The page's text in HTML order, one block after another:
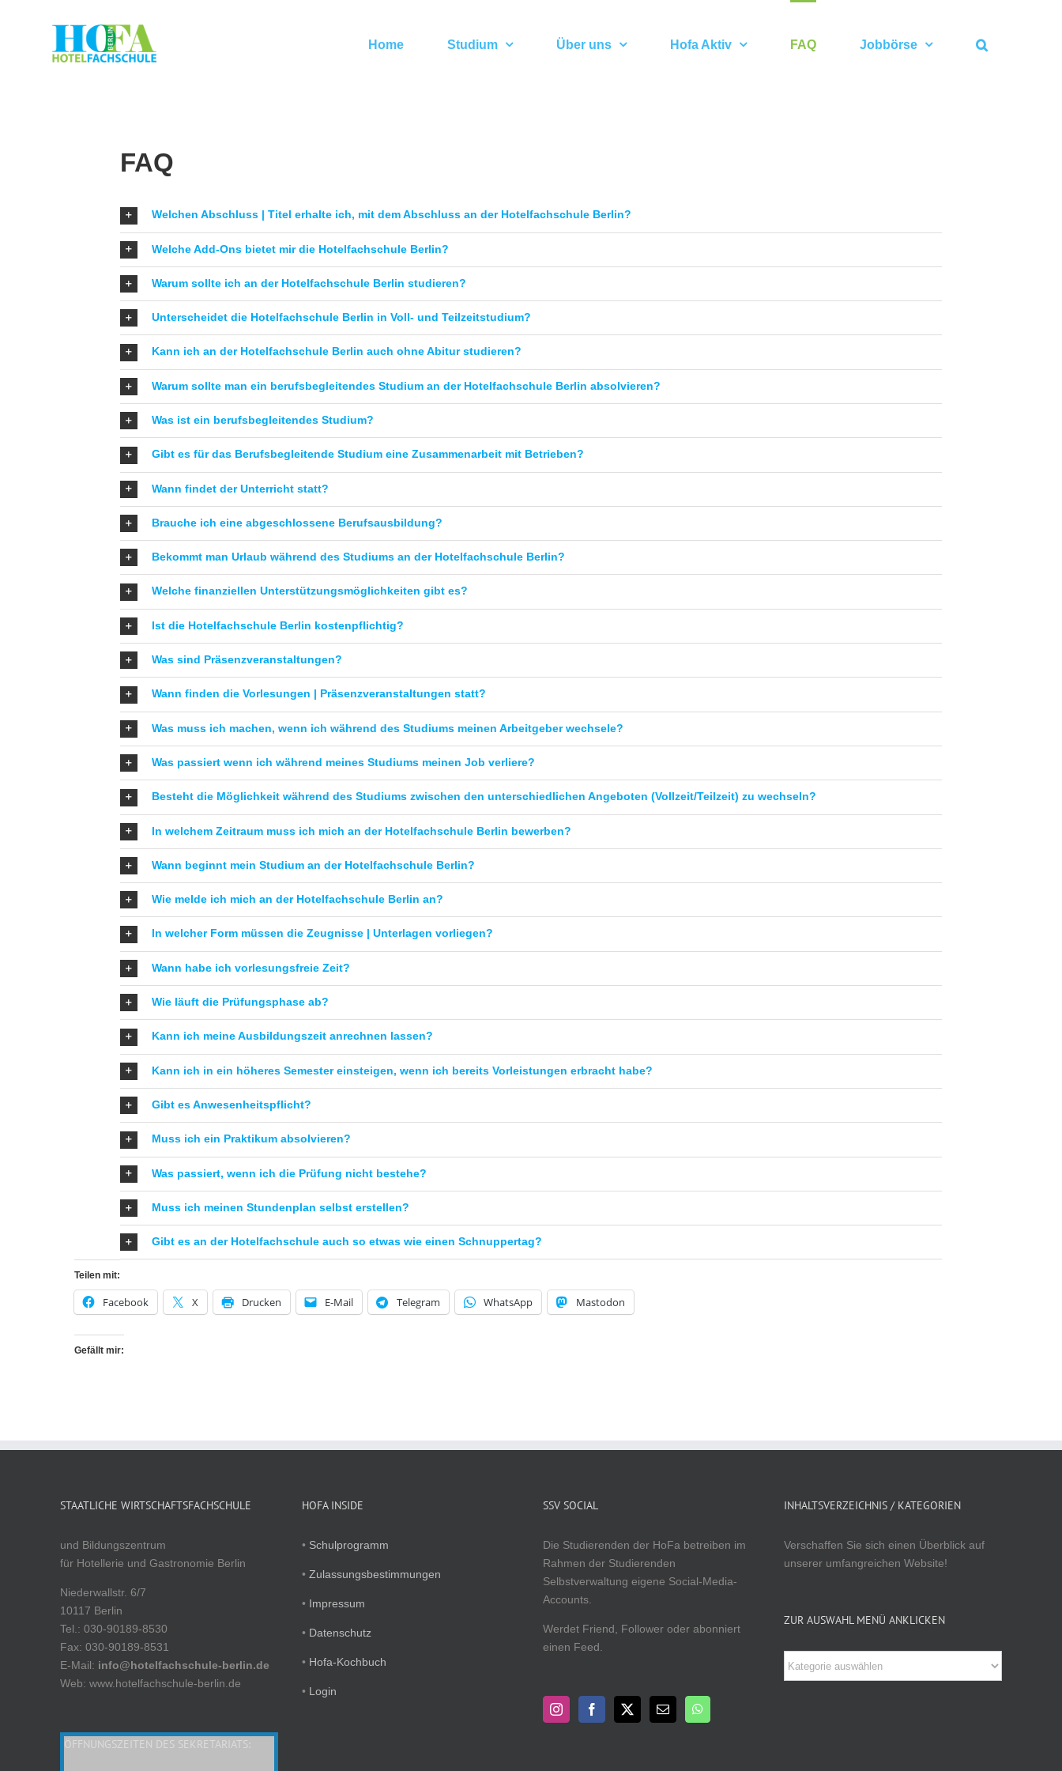
Home Studium Über uns Hofa Aktiv FAQ Jobbörse
FAQ
Welchen Abschluss | Titel erhalte ich, mit dem Abschluss an der Hotelfachschule Berlin?
Welche Add-Ons bietet mir die Hotelfachschule Berlin?
Warum sollte ich an der Hotelfachschule Berlin studieren?
Unterscheidet die Hotelfachschule Berlin in Voll- und Teilzeitstudium?
Kann ich an der Hotelfachschule Berlin auch ohne Abitur studieren?
Warum sollte man ein berufsbegleitendes Studium an der Hotelfachschule Berlin absolvieren?
Was ist ein berufsbegleitendes Studium?
Gibt es für das Berufsbegleitende Studium eine Zusammenarbeit mit Betrieben?
Wann findet der Unterricht statt?
Brauche ich eine abgeschlossene Berufsausbildung?
Bekommt man Urlaub während des Studiums an der Hotelfachschule Berlin?
Welche finanziellen Unterstützungsmöglichkeiten gibt es?
Ist die Hotelfachschule Berlin kostenpflichtig?
Was sind Präsenzveranstaltungen?
Wann finden die Vorlesungen | Präsenzveranstaltungen statt?
Was muss ich machen, wenn ich während des Studiums meinen Arbeitgeber wechsele?
Was passiert wenn ich während meines Studiums meinen Job verliere?
Besteht die Möglichkeit während des Studiums zwischen den unterschiedlichen Angeboten (Vollzeit/Teilzeit) zu wechseln?
In welchem Zeitraum muss ich mich an der Hotelfachschule Berlin bewerben?
Wann beginnt mein Studium an der Hotelfachschule Berlin?
Wie melde ich mich an der Hotelfachschule Berlin an?
In welcher Form müssen die Zeugnisse | Unterlagen vorliegen?
Wann habe ich vorlesungsfreie Zeit?
Wie läuft die Prüfungsphase ab?
Kann ich meine Ausbildungszeit anrechnen lassen?
Kann ich in ein höheres Semester einsteigen, wenn ich bereits Vorleistungen erbracht habe?
Gibt es Anwesenheitspflicht?
Muss ich ein Praktikum absolvieren?
Was passiert, wenn ich die Prüfung nicht bestehe?
Muss ich meinen Stundenplan selbst erstellen?
Gibt es an der Hotelfachschule auch so etwas wie einen Schnuppertag?
Teilen mit:
Facebook X Drucken E-Mail Telegram WhatsApp Mastodon
Gefällt mir:
STAATLICHE WIRTSCHAFTSFACHSCHULE
und Bildungszentrum
für Hotellerie und Gastronomie Berlin
Niederwallstr. 6/7
10117 Berlin
Tel.: 030-90189-8530
Fax: 030-90189-8531
E-Mail: info@hotelfachschule-berlin.de
Web: www.hotelfachschule-berlin.de
ÖFFNUNGSZEITEN DES SEKRETARIATS:
HOFA INSIDE
• Schulprogramm
• Zulassungsbestimmungen
• Impressum
• Datenschutz
• Hofa-Kochbuch
• Login
SSV SOCIAL
Die Studierenden der HoFa betreiben im
Rahmen der Studierenden
Selbstverwaltung eigene Social-Media-
Accounts.
Werdet Friend, Follower oder abonniert
einen Feed.
INHALTSVERZEICHNIS / KATEGORIEN
Verschaffen Sie sich einen Überblick auf
unserer umfangreichen Website!
ZUR AUSWAHL MENÜ ANKLICKEN
Zur
Auswahl